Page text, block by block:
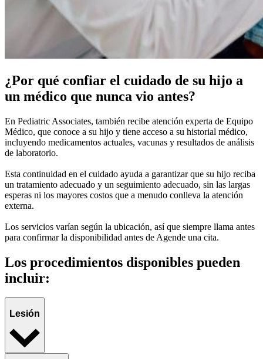
¿Por qué confiar el cuidado de su hijo a
un médico que nunca vio antes?
En Pediatric Associates, también recibe atención experta de Equipo
Médico, que conoce a su hijo y tiene acceso a su historial médico,
incluyendo medicamentos actuales, vacunas y resultados de análisis
de laboratorio.
Esta continuidad en el cuidado ayuda a garantizar que su hijo reciba
un tratamiento adecuado y un seguimiento adecuado, sin las largas
esperas ni los mayores costos que a menudo conlleva la atención
externa.
Los servicios varían según la ubicación, así que siempre llama antes
para confirmar la disponibilidad antes de Agende una cita.
Los procedimientos disponibles pueden
incluir:
Lesión